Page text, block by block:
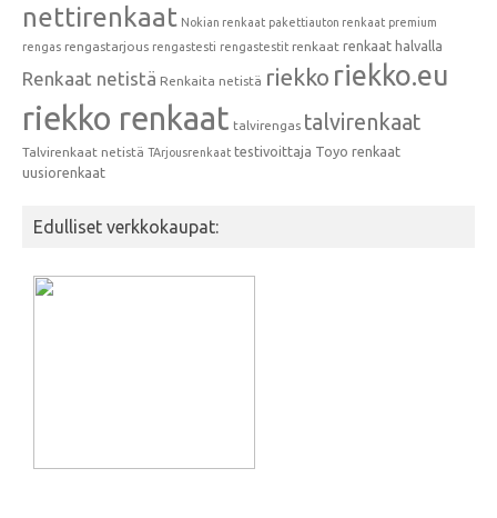
nettirenkaat Nokian renkaat pakettiauton renkaat premium
rengas rengastarjous rengastesti rengastestit renkaat renkaat halvalla
Renkaat netistä Renkaita netistä riekko riekko.eu
riekko renkaat talvirengas talvirenkaat
Talvirenkaat netistä TArjousrenkaat testivoittaja Toyo renkaat
uusiorenkaat
Edulliset verkkokaupat: